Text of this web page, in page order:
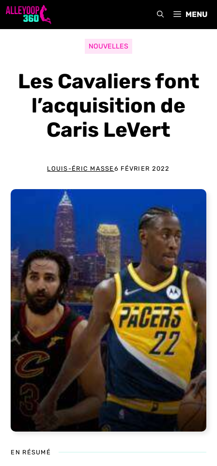
Aller
MENU
NOUVELLES
Les Cavaliers font
l’acquisition de
Caris LeVert
LOUIS-ÉRIC MASSE 6 FÉVRIER 2022
EN RÉSUMÉ